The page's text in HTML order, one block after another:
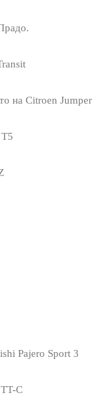
на Citroen Jumper
Т5
Pajero Sport 3
C